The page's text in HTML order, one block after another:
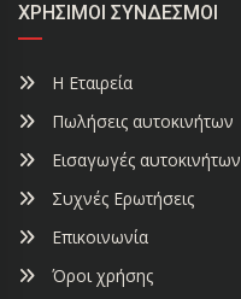
ΧΡΉΣΙΜΟΙ ΣΎΝΔΕΣΜΟΙ
Η Εταιρεία
Πωλήσεις αυτοκινήτων
Εισαγωγές αυτοκινήτων
Συχνές Ερωτήσεις
Επικοινωνία
Όροι χρήσης